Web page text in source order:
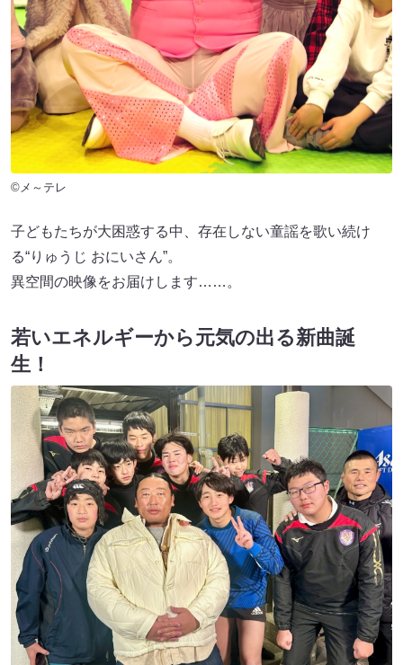
©メ～テレ
子どもたちが大困惑する中、存在しない童謡を歌い続け
る“りゅうじ おにいさん”。
異空間の映像をお届けします……。
若いエネルギーから元気の出る新曲誕
生！